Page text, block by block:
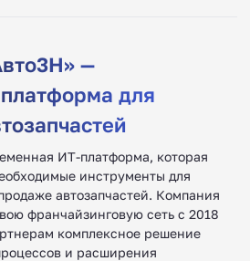
—
для
ИТ-платформа, которая
инструменты для
автозапчастей. Компания
франчайзинговую сеть с 2018
комплексное решение
и расширения